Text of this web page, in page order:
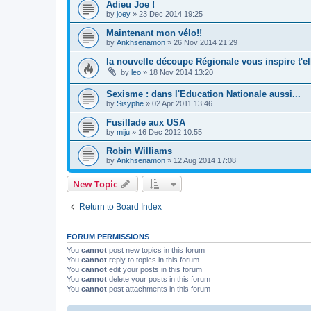
Adieu Joe !
by joey » 23 Dec 2014 19:25
Maintenant mon vélo!!
by Ankhsenamon » 26 Nov 2014 21:29
la nouvelle découpe Régionale vous inspire
by leo » 18 Nov 2014 13:20
Sexisme : dans l'Education Nationale aussi...
by Sisyphe » 02 Apr 2011 13:46
Fusillade aux USA
by miju » 16 Dec 2012 10:55
Robin Williams
by Ankhsenamon » 12 Aug 2014 17:08
New Topic
Return to Board Index
FORUM PERMISSIONS
You cannot post new topics in this forum
You cannot reply to topics in this forum
You cannot edit your posts in this forum
You cannot delete your posts in this forum
You cannot post attachments in this forum